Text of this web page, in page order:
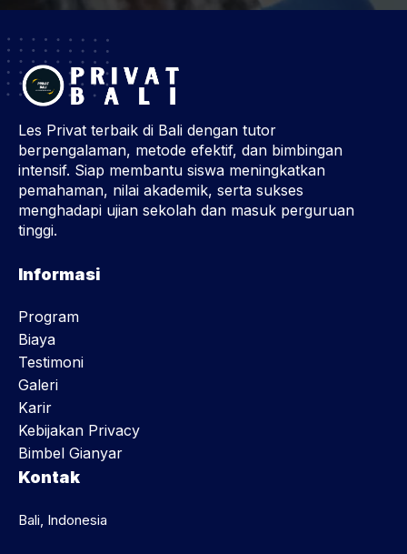
Les Privat terbaik di Bali dengan tutor
berpengalaman, metode efektif, dan bimbingan
intensif. Siap membantu siswa meningkatkan
pemahaman, nilai akademik, serta sukses
menghadapi ujian sekolah dan masuk perguruan
tinggi.
Informasi
Program
Biaya
Testimoni
Galeri
Karir
Kebijakan Privacy
Bimbel Gianyar
Kontak
Bali, Indonesia